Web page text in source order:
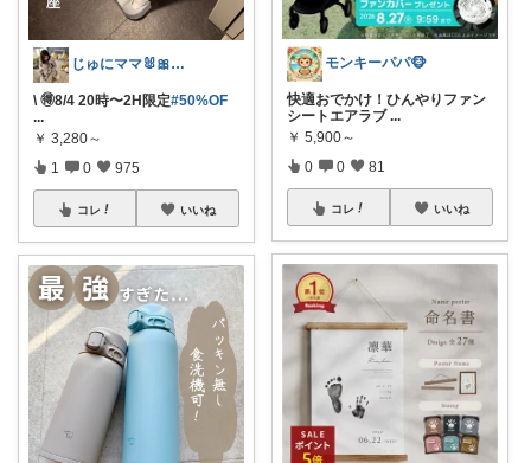
じゅにママ🐰🎀2yboyワーママ
\ 🉐8/4 20時〜2H限定#50%OF
...
￥ 3,280～
1 0 975
コレ いいね
モンキーパパ🐵
快適おでかけ！ひんやりファン
シートエアラブ ...
￥ 5,900～
0 0 81
コレ いいね